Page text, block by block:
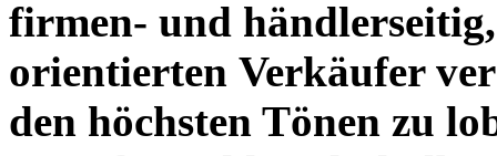
firmen- und
orientierten Verkäufer
den höchsten Tönen zu